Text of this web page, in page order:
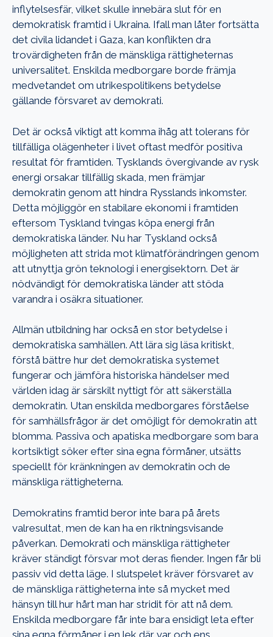
inflytelsesfär, vilket skulle innebära slut för en
demokratisk framtid i Ukraina. Ifall man låter fortsätta
det civila lidandet i Gaza, kan konflikten dra
trovärdigheten från de mänskliga rättigheternas
universalitet. Enskilda medborgare borde främja
medvetandet om utrikespolitikens betydelse
gällande försvaret av demokrati.
Det är också viktigt att komma ihåg att tolerans för
tillfälliga olägenheter i livet oftast medför positiva
resultat för framtiden. Tysklands övergivande av rysk
energi orsakar tillfällig skada, men främjar
demokratin genom att hindra Rysslands inkomster.
Detta möjliggör en stabilare ekonomi i framtiden
eftersom Tyskland tvingas köpa energi från
demokratiska länder. Nu har Tyskland också
möjligheten att strida mot klimatförändringen genom
att utnyttja grön teknologi i energisektorn. Det är
nödvändigt för demokratiska länder att stöda
varandra i osäkra situationer.
Allmän utbildning har också en stor betydelse i
demokratiska samhällen. Att lära sig läsa kritiskt,
förstå bättre hur det demokratiska systemet
fungerar och jämföra historiska händelser med
världen idag är särskilt nyttigt för att säkerställa
demokratin. Utan enskilda medborgares förståelse
för samhällsfrågor är det omöjligt för demokratin att
blomma. Passiva och apatiska medborgare som bara
kortsiktigt söker efter sina egna förmåner, utsätts
speciellt för kränkningen av demokratin och de
mänskliga rättigheterna.
Demokratins framtid beror inte bara på årets
valresultat, men de kan ha en riktningsvisande
påverkan. Demokrati och mänskliga rättigheter
kräver ständigt försvar mot deras fiender. Ingen får bli
passiv vid detta läge. I slutspelet kräver försvaret av
de mänskliga rättigheterna inte så mycket med
hänsyn till hur hårt man har stridit för att nå dem.
Enskilda medborgare får inte bara ensidigt leta efter
sina egna förmåner i en lek där var och ens